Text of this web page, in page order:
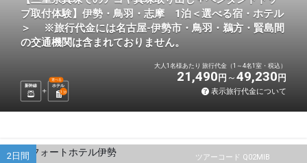
プ取付体験】伊勢・鳥羽・志摩 1泊＜選べる宿・ホテル
＞ ※旅行代金には名古屋-伊勢市・鳥羽・鵜方・賢島間
の交通機関は含まれておりません。
新幹線 ホテル
選べる
1 泊
大人1名様あたり 旅行代金（1～4名1室・税込）
21,490 円 49,230 円
表示旅行代金について
ツアーコード Q02MIB
2日間